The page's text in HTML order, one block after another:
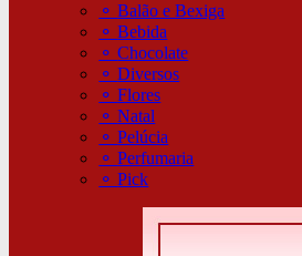
⚬Balão e Bexiga
⚬Bebida
⚬Chocolate
⚬Diversos
⚬Flores
⚬Natal
⚬Pelúcia
⚬Perfumaria
⚬Pick